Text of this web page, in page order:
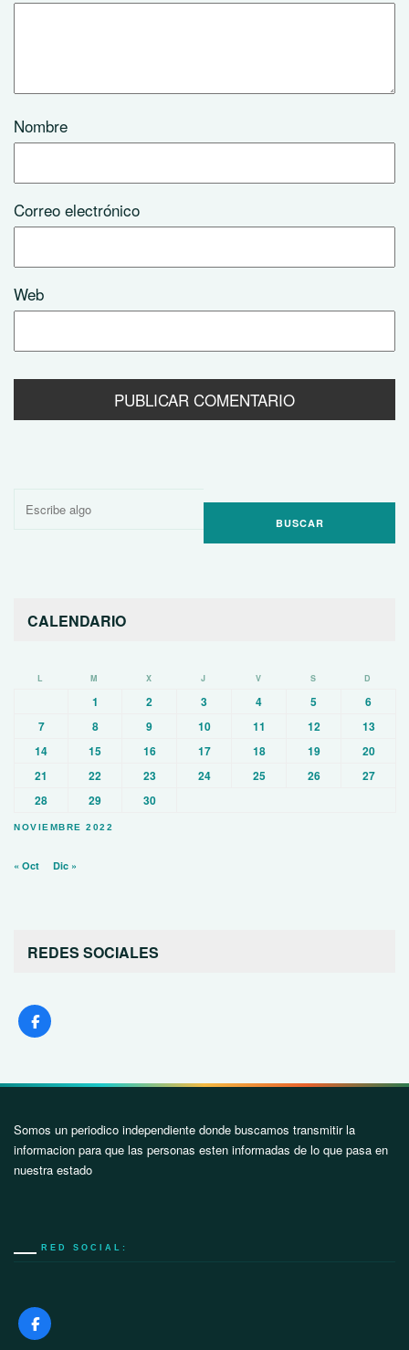
Nombre
Correo electrónico
Web
Buscar
CALENDARIO
NOVIEMBRE 2022
L M X J V S D
1 2 3 4 5
6
7
8 9 10 11 12
13
14
15 16 17 18 19
20
21
22 23 24 25 26
27
28
29 30
« Oct Dic »
REDES SOCIALES
Somos un periodico independiente donde buscamos transmitir la
informacion para que las personas esten informadas de lo que pasa en
nuestra estado
RED SOCIAL: